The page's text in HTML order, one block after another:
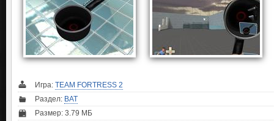
Игра: TEAM FORTRESS 2
Раздел: BAT
Размер: 3.79 МБ